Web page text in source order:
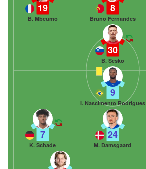
8
Bruno Fernandes
19
B. Mbeumo
30
B. Šeško
7
K. Schade
24
M. Damsgaard
9
I. Nascimento Rodrigues